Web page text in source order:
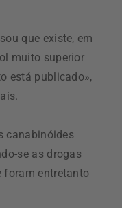
que existe, em
muito superior
está publicado»,
canabinóides
se as drogas
foram entretanto